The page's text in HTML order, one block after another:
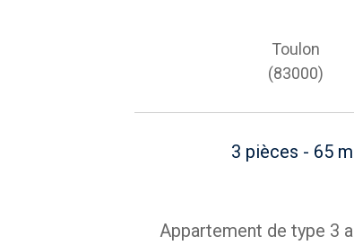
Toulon
(83000)
3 pièces - 65
Appartement de type 3